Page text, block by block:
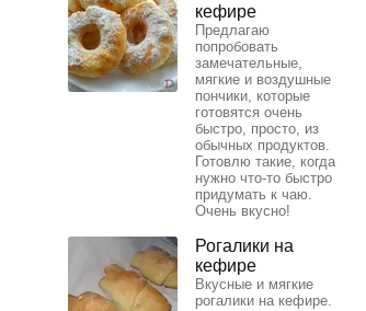
кефире
Предлагаю
попробовать
замечательные,
мягкие и воздушные
пончики, которые
готовятся очень
быстро, просто, из
обычных продуктов.
Готовлю такие, когда
нужно что-то быстро
придумать к чаю.
Очень вкусно!
Рогалики на
кефире
Вкусные и мягкие
рогалики на кефире.